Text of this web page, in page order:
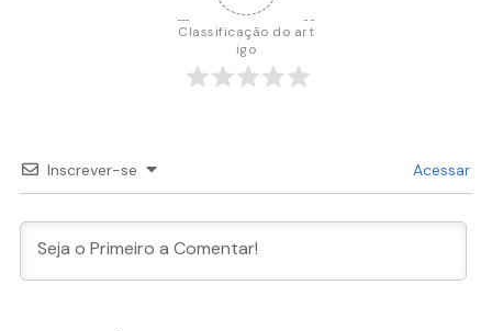
Classificação do art
igo
Inscrever-se Acessar